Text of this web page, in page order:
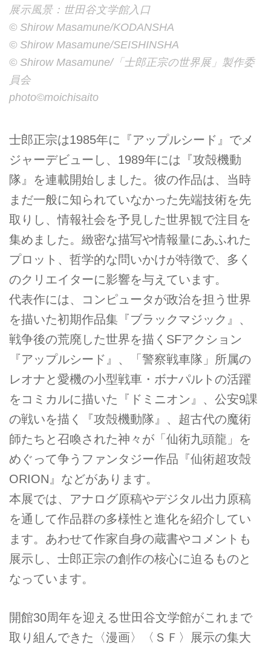
展示風景：世田谷文学館入口
©︎ Shirow Masamune/KODANSHA
©︎ Shirow Masamune/SEISHINSHA
©︎ Shirow Masamune/「士郎正宗の世界展」製作委
員会
photo©︎moichisaito
士郎正宗は1985年に『アップルシード』でメ
ジャーデビューし、1989年には『攻殻機動
隊』を連載開始しました。彼の作品は、当時
まだ一般に知られていなかった先端技術を先
取りし、情報社会を予見した世界観で注目を
集めました。緻密な描写や情報量にあふれた
プロット、哲学的な問いかけが特徴で、多く
のクリエイターに影響を与えています。
代表作には、コンピュータが政治を担う世界
を描いた初期作品集『ブラックマジック』、
戦争後の荒廃した世界を描くSFアクション
『アップルシード』、「警察戦車隊」所属の
レオナと愛機の小型戦車・ボナパルトの活躍
をコミカルに描いた『ドミニオン』、公安9課
の戦いを描く『攻殻機動隊』、超古代の魔術
師たちと召喚された神々が「仙術九頭龍」を
めぐって争うファンタジー作品『仙術超攻殻
ORION』などがあります。
本展では、アナログ原稿やデジタル出力原稿
を通して作品群の多様性と進化を紹介してい
ます。あわせて作家自身の蔵書やコメントも
展示し、士郎正宗の創作の核心に迫るものと
なっています。
開館30周年を迎える世田谷文学館がこれまで
取り組んできた〈漫画〉〈ＳＦ〉展示の集大